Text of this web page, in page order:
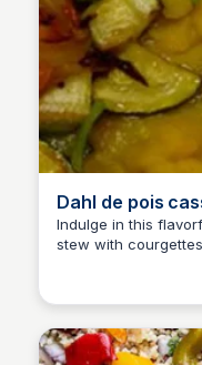
Dahl de pois
tomates
Indulge in this
stew with
vegetarian recipes